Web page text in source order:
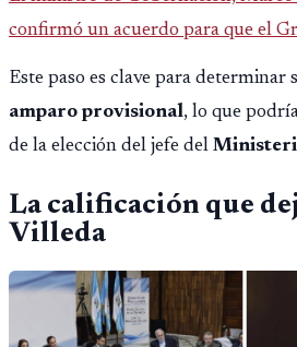
confirmó un acuerdo para que el
opere en Guatemala a partir de
fallido con la administración
Público.
Este paso es clave para determinar
amparo provisional, lo que
de la elección del jefe del
La calificación que
Villeda